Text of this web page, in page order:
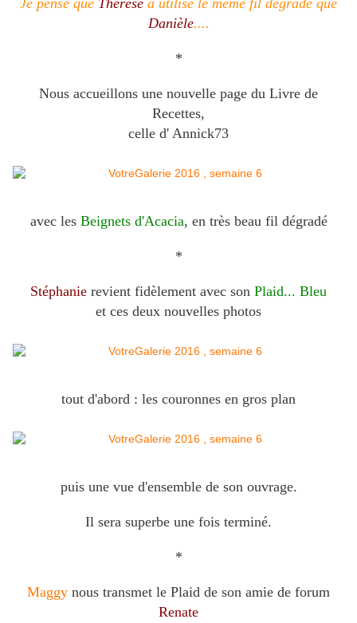
Je pense que Thérèse a utilisé le même fil dégradé que
Danièle....
*
Nous accueillons une nouvelle page du Livre de
Recettes,
celle d' Annick73
avec lesBeignets d'Acacia, en très beau fil dégradé
*
Stéphanie revient fidèlement avec son Plaid... Bleu
et ces deux nouvelles photos
tout d'abord : les couronnes en gros plan
puis une vue d'ensemble de son ouvrage.
Il sera superbe une fois terminé.
*
Maggy nous transmet le Plaid de son amie de forum
Renate